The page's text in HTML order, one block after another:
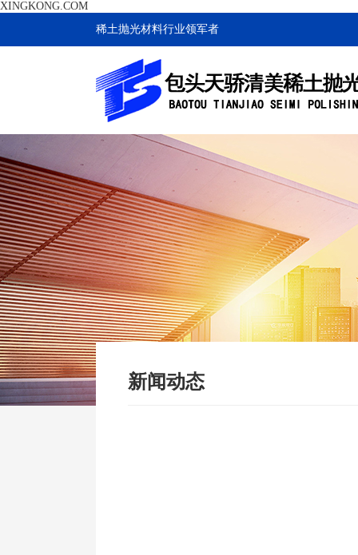
XINGKONG.COM
稀土抛光材料行业领军者
新闻动态